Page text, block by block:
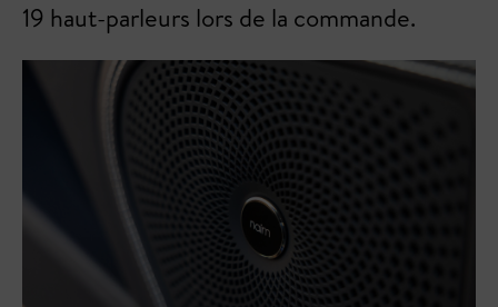
19 haut-parleurs lors de la commande.